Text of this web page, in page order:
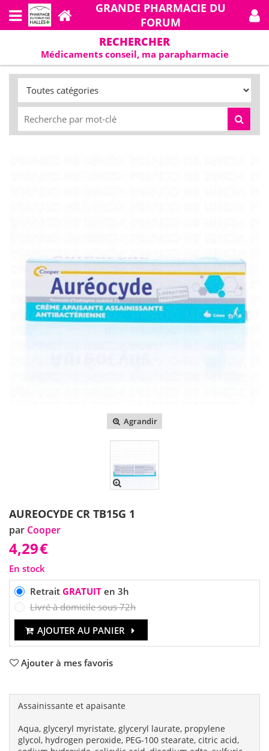
GRANDE PHARMACIE DU
FORUM
RECHERCHER
Médicaments conseil, ma parapharmacie
Agrandir
AUREOCYDE CR TB15G 1
par Cooper
4,29€
En stock
Retrait GRATUITen 3h
Livré à domicile sous 72h
AJOUTER AU PANIER
Ajouter à mes favoris
Assainissante et apaisante
Aqua, glyceryl myristate, glyceryl laurate, propylene
glycol, hydrogen peroxide, PEG-100 stearate, citric acid,